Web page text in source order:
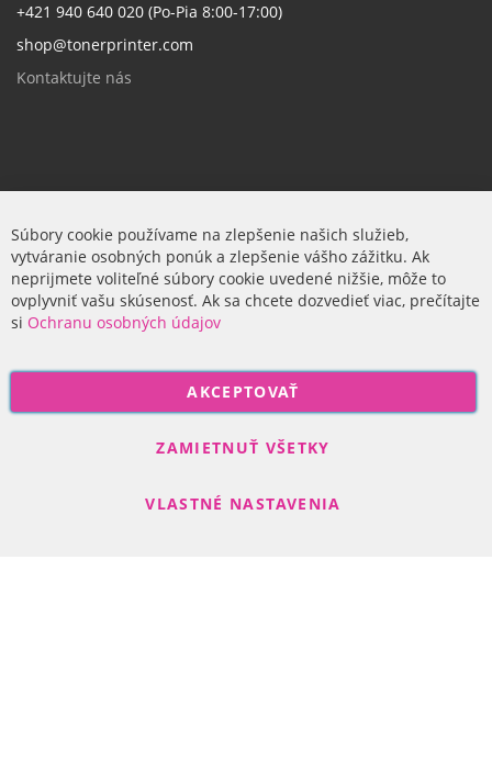
+421 940 640 020 (Po-Pia 8:00-17:00)
shop@tonerprinter.com
Kontaktujte nás
Firma
O nás
P
Súbory cookie používame na zlepšenie našich služieb,
vytváranie osobných ponúk a zlepšenie vášho zážitku. Ak
neprijmete voliteľné súbory cookie uvedené nižšie, môže to
ovplyvniť vašu skúsenosť. Ak sa chcete dozvedieť viac, prečítajte
si Ochranu osobných údajov
AKCEPTOVAŤ
ZAMIETNUŤ VŠETKY
VLASTNÉ NASTAVENIA